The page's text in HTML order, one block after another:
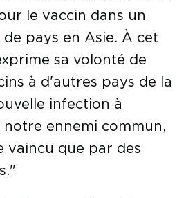
le vaccin dans un
pays en Asie. À cet
sa volonté de
à d'autres pays de la
infection à
ennemi commun,
vaincu que par des